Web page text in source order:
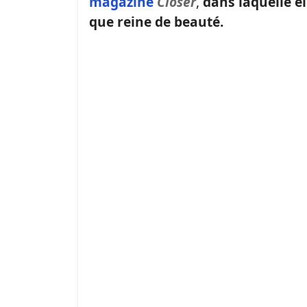
que reine de beauté.